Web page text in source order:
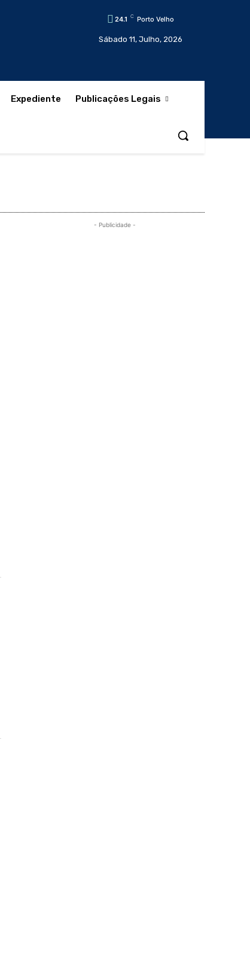
24.1 C Porto Velho
Sábado 11, Julho, 2026
Expediente Publicações Legais
- Publicidade -